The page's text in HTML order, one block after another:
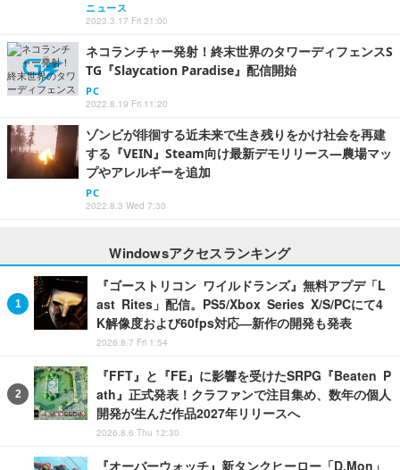
ニュース
2023.3.17 Fri 21:00
ネコランチャー発射！終末世界のタワーディフェンスS
TG『Slaycation Paradise』配信開始
PC
2022.8.19 Fri 11:20
ゾンビが徘徊する近未来で生き残りをかけ社会を再建
する『VEIN』Steam向け最新デモリリース―農場マッ
プやアレルギーを追加
PC
2022.8.3 Wed 7:30
Windowsアクセスランキング
『ゴーストリコン ワイルドランズ』無料アプデ「L
ast Rites」配信。PS5/Xbox Series X/S/PCにて4
K解像度および60fps対応―新作の開発も発表
2026.8.7 Fri 1:54
『FFT』と『FE』に影響を受けたSRPG『Beaten P
ath』正式発表！クラファンで注目集め、数年の個人
開発が生んだ作品2027年リリースへ
2026.8.6 Thu 12:30
『オーバーウォッチ』新タンクヒーロー「D.Mon」